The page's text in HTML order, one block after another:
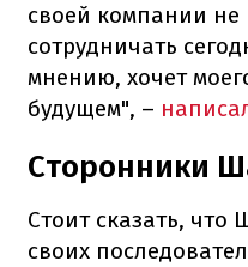
своей компании не
сотрудничать
мнению, хочет
будущем", –
Сторонники
Стоит сказать,
своих